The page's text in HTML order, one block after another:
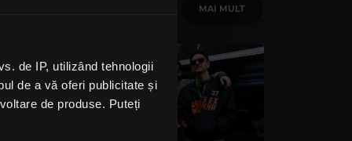
de IP, utilizând tehnologii
de a vă oferi publicitate și
de produse. Puteți
MAI MULT